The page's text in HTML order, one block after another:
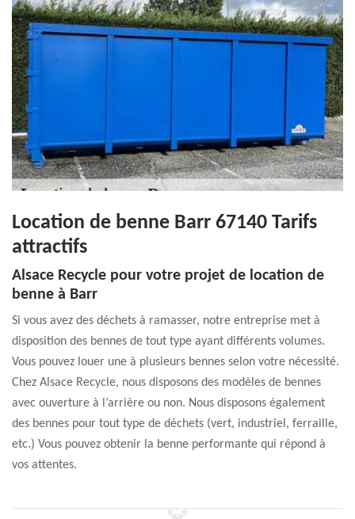
Location de benne Barr 67140 Tarifs
attractifs
Alsace Recycle pour votre projet de location de
benne à Barr
Si vous avez des déchets à ramasser, notre entreprise met à
disposition des bennes de tout type ayant différents volumes.
Vous pouvez louer une à plusieurs bennes selon votre nécessité.
Chez Alsace Recycle, nous disposons des modèles de bennes
avec ouverture à l’arrière ou non. Nous disposons également
des bennes pour tout type de déchets (vert, industriel, ferraille,
etc.) Vous pouvez obtenir la benne performante qui répond à
vos attentes.